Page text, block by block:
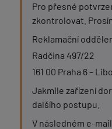
Pro přesné
zkontrolovat.
Reklamační
Radčina 497/22
161 00 Praha 6 –
Jakmile zařízení
dalšího postupu.
V následném e-